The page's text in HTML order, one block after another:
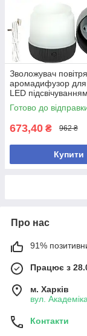
Зволожувач повітря
аромадифузор
LED підсвічуванням,
ультразвуковий,
резервуара 100 мл,
Готово до
673,40 ₴ 962 ₴
Купити
Про нас
91%
Працює з
м. Харків
вул.
Контакти